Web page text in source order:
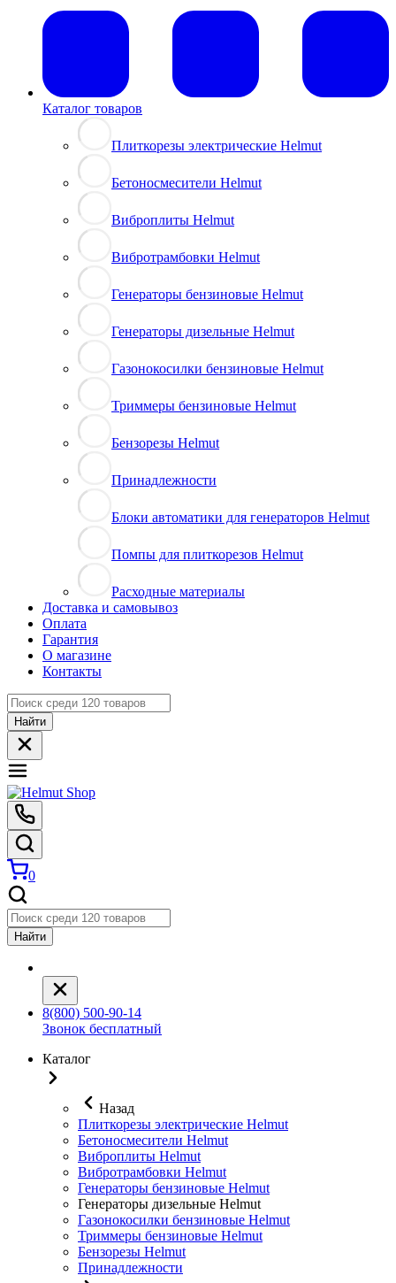
Каталог товаров
Плиткорезы электрические Helmut
Бетоносмесители Helmut
Виброплиты Helmut
Вибротрамбовки Helmut
Генераторы бензиновые Helmut
Генераторы дизельные Helmut
Газонокосилки бензиновые Helmut
Триммеры бензиновые Helmut
Бензорезы Helmut
Принадлежности
Блоки автоматики для генераторов Helmut
Помпы для плиткорезов Helmut
Расходные материалы
Доставка и самовывоз
Оплата
Гарантия
О магазине
Контакты
Найти
0
Найти
8(800) 500-90-14
Звонок бесплатный
Каталог
Назад
Плиткорезы электрические Helmut
Бетоносмесители Helmut
Виброплиты Helmut
Вибротрамбовки Helmut
Генераторы бензиновые Helmut
Генераторы дизельные Helmut
Газонокосилки бензиновые Helmut
Триммеры бензиновые Helmut
Бензорезы Helmut
Принадлежности